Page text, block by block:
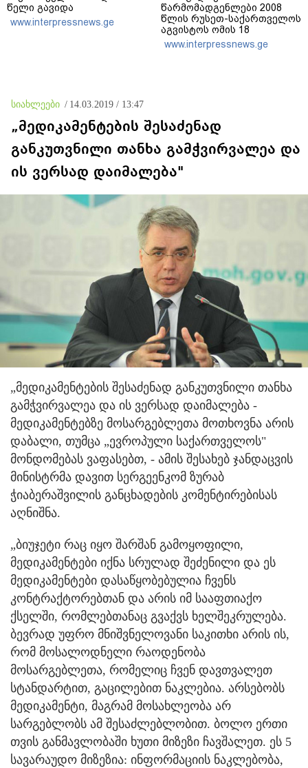
წელი გავიდა
www.interpressnews.ge
წარმომადგენლები 2008
წლის რუსეთ-საქართველოს
აგვისტოს ომის 18
წლისთავთან
დაკავშირებით ერთობლივ
www.interpressnews.ge
სიახლეები / 14.03.2019 / 13:47
„მედიკამენტების შესაძენად
განკუთვნილი თანხა გამჭვირვალეა და
ის ვერსად დაიმალება"
„მედიკამენტების შესაძენად განკუთვნილი თანხა
გამჭვირვალეა და ის ვერსად დაიმალება -
მედიკამენტებზე მოსარგებლეთა მოთხოვნა არის
დაბალი, თუმცა „ევროპული საქართველოს"
მონდომებას ვაფასებთ, - ამის შესახებ ჯანდაცვის
მინისტრმა დავით სერგეენკომ ზურაბ
ჭიაბერაშვილის განცხადების კომენტირებისას
აღნიშნა.
„ბიუჯეტი რაც იყო შარშან გამოყოფილი,
მედიკამენტები იქნა სრულად შეძენილი და ეს
მედიკამენტები დასაწყობებულია ჩვენს
კონტრაქტორებთან და არის იმ სააფთიაქო
ქსელში, რომლებთანაც გვაქვს ხელშეკრულება.
ბევრად უფრო მნიშვნელოვანი საკითხი არის ის,
რომ მოსალოდნელი რაოდენობა
მოსარგებლეთა, რომელიც ჩვენ დავთვალეთ
სტანდარტით, გაცილებით ნაკლებია. არსებობს
მედიკამენტი, მაგრამ მოსახლეობა არ
სარგებლობს ამ შესაძლებლობით. ბოლო ერთი
თვის განმავლობაში ხუთი მიზეზი ჩავშალეთ. ეს 5
სავარაუდო მიზეზია: ინფორმაციის ნაკლებობა,